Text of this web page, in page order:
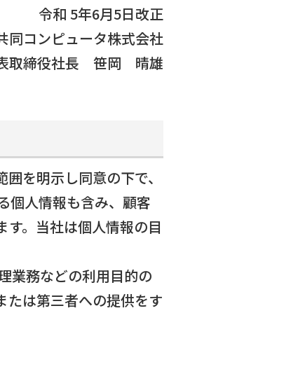
令和 5年6月5日改正
同コンピュータ株式会社
取締役社長 笹岡 晴雄
を明示し同意の下で、
個人情報も含み、顧客
。当社は個人情報の目
業務などの利用目的の
たは第三者への提供をす